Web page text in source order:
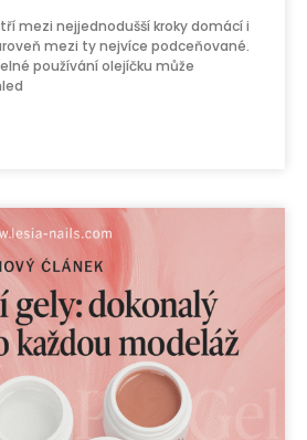
mezi nejjednodušší kroky domácí i
mezi ty nejvíce podceňované.
používání olejíčku může